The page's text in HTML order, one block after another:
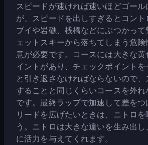
スピードが速ければ速いほどゴー
が、スピードを出しすぎるとコント
ブイや岩礁、桟橋などにぶつかっ
ェットスキーから落ちてしまう危
意が必要です。コースには大きな
イントがあり、チェックポイント
と引き返さなければならないので
することと同じくらいコースを外
です。最終ラップで加速して差をつ
リードを広げたいときは、ニトロを
う。ニトロは大きな違いを生み出し
に活力を与えてくれます。